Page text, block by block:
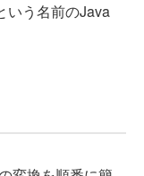
いう名前のJava